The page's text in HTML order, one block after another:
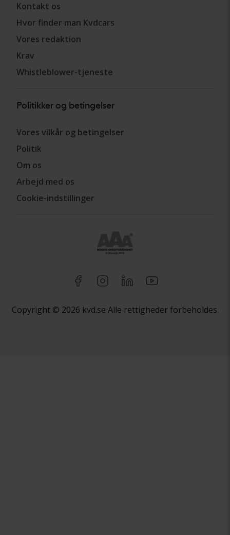
Kontakt os
Hvor finder man Kvdcars
Vores redaktion
Krav
Whistleblower-tjeneste
Politikker og betingelser
Vores vilkår og betingelser
Politik
Om os
Arbejd med os
Cookie-indstillinger
Copyright © 2026 kvd.se Alle rettigheder forbeholdes.